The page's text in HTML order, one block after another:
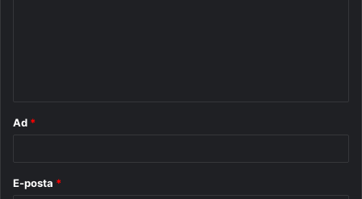
Ad *
E-posta *